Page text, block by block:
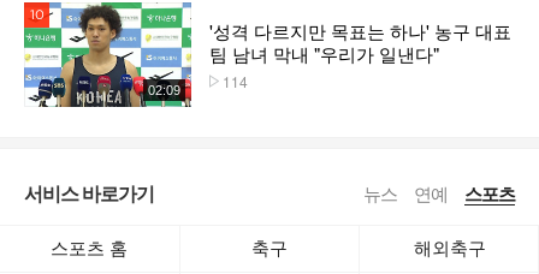
02:09
'성격 다르지만 목표는 하나' 농구 대표
팀 남녀 막내 "우리가 일낸다"
114
서비스 바로가기 뉴스 연예 스포츠
스포츠 홈 축구 해외축구